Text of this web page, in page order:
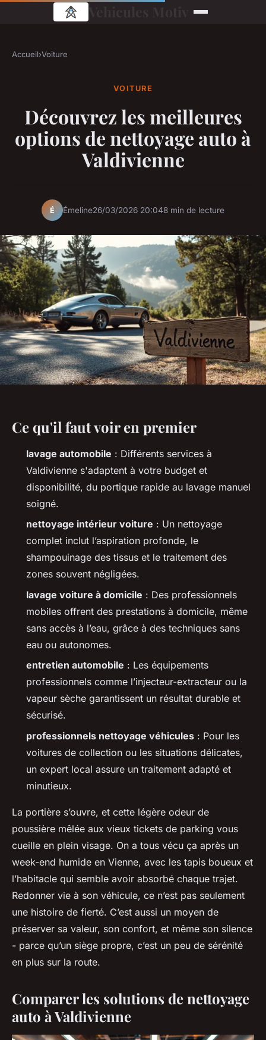
Accueil›Voiture
VOITURE
Découvrez les meilleures
options de nettoyage auto à
Valdivienne
É Émeline26/03/2026 20:048 min de lecture
Ce qu'il faut voir en premier
lavage automobile : Différents services à
Valdivienne s'adaptent à votre budget et
disponibilité, du portique rapide au lavage manuel
soigné.
nettoyage intérieur voiture : Un nettoyage
complet inclut l’aspiration profonde, le
shampouinage des tissus et le traitement des
zones souvent négligées.
lavage voiture à domicile : Des professionnels
mobiles offrent des prestations à domicile, même
sans accès à l’eau, grâce à des techniques sans
eau ou autonomes.
entretien automobile : Les équipements
professionnels comme l’injecteur-extracteur ou la
vapeur sèche garantissent un résultat durable et
sécurisé.
professionnels nettoyage véhicules : Pour les
voitures de collection ou les situations délicates,
un expert local assure un traitement adapté et
minutieux.
La portière s’ouvre, et cette légère odeur de
poussière mêlée aux vieux tickets de parking vous
cueille en plein visage. On a tous vécu ça après un
week-end humide en Vienne, avec les tapis boueux et
l’habitacle qui semble avoir absorbé chaque trajet.
Redonner vie à son véhicule, ce n’est pas seulement
une histoire de fierté. C’est aussi un moyen de
préserver sa valeur, son confort, et même son silence
- parce qu’un siège propre, c’est un peu de sérénité
en plus sur la route.
Comparer les solutions de nettoyage
auto à Valdivienne